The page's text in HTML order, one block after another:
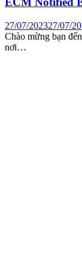
27/07/202327/07/
Chào mừng bạn
nơi…